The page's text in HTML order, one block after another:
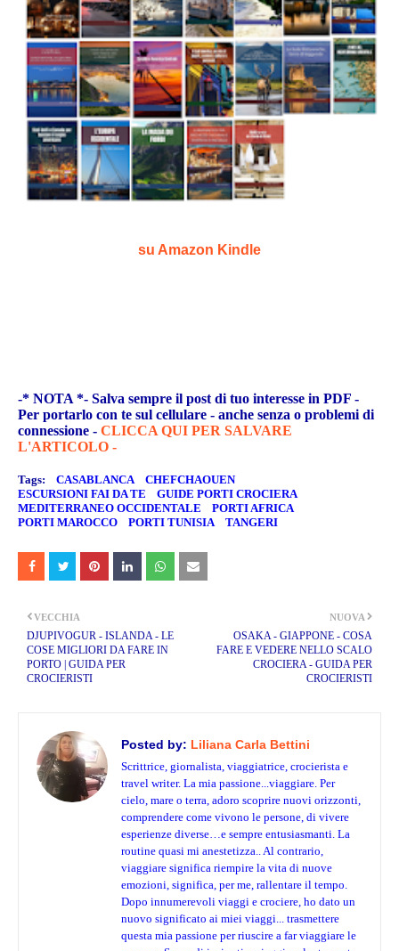
su Amazon Kindle
-* NOTA *- Salva sempre il post di tuo interesse in PDF -
Per portarlo con te sul cellulare - anche senza o problemi di
connessione - CLICCA QUI PER SALVARE
L'ARTICOLO -
Tags: CASABLANCA
CHEFCHAOUEN
ESCURSIONI FAI DA TE
GUIDE PORTI CROCIERA
MEDITERRANEO OCCIDENTALE
PORTI AFRICA
PORTI MAROCCO
PORTI TUNISIA TANGERI
NUOVA
OSAKA - GIAPPONE - COSA
FARE E VEDERE NELLO SCALO
CROCIERA - GUIDA PER
CROCIERISTI
VECCHIA
DJUPIVOGUR - ISLANDA - LE
COSE MIGLIORI DA FARE IN
PORTO | GUIDA PER
CROCIERISTI
Posted by: Liliana Carla Bettini
Scrittrice, giornalista, viaggiatrice, crocierista e
travel writer. La mia passione...viaggiare. Per
cielo, mare o terra, adoro scoprire nuovi orizzonti,
comprendere come vivono le persone, di vivere
esperienze diverse…e sempre entusiasmanti. La
routine quasi mi anestetizza.. Al contrario,
viaggiare significa riempire la vita di nuove
emozioni, significa, per me, rallentare il tempo.
Dopo innumerevoli viaggi e crociere, ho dato un
nuovo significato ai miei viaggi... trasmettere
questa mia passione per riuscire a far viaggiare le